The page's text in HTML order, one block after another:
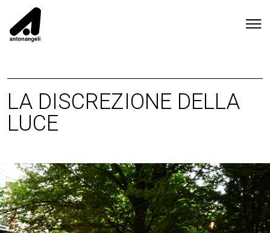
LA DISCREZIONE DELLA
LUCE